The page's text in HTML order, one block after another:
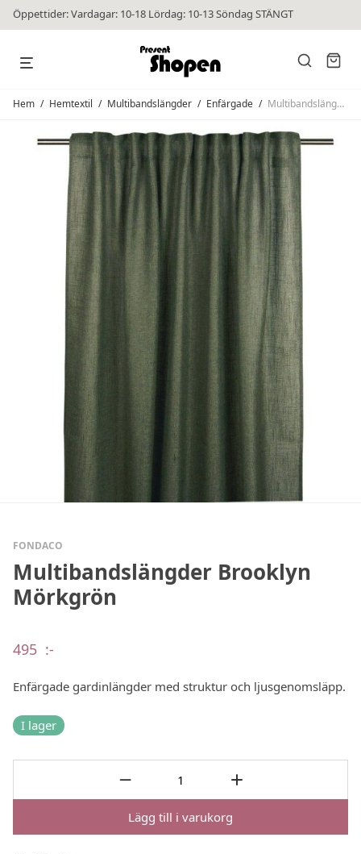
Öppettider: Vardagar: 10-18 Lördag: 10-13 Söndag STÄNGT
Hem / Hemtextil / Multibandslängder / Enfärgade / Multibandslängder Brooklyn Mörkgrön
FONDACO
Multibandslängder Brooklyn
Mörkgrön
495 :-
Enfärgade gardinlängder med struktur och ljusgenomsläpp.
I lager
Lägg till i varukorg